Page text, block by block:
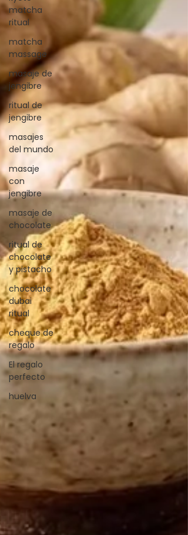
matcha
ritual
matcha
massage
masaje de
jengibre
ritual de
jengibre
masajes
del mundo
masaje
con
jengibre
masaje de
chocolate
ritual de
chocolate
y pistacho
chocolate
dubai
ritual
cheque de
regalo
El regalo
perfecto
huelva